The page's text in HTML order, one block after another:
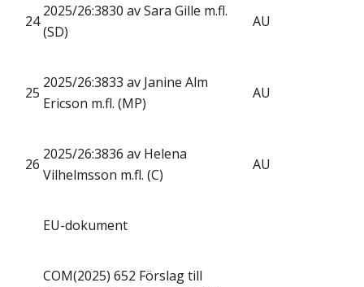
24
2025/26:3830 av Sara Gille m.fl.
(SD)
AU
25
2025/26:3833 av Janine Alm
Ericson m.fl. (MP)
AU
26
2025/26:3836 av Helena
Vilhelmsson m.fl. (C)
AU
EU-dokument
COM(2025) 652 Förslag till